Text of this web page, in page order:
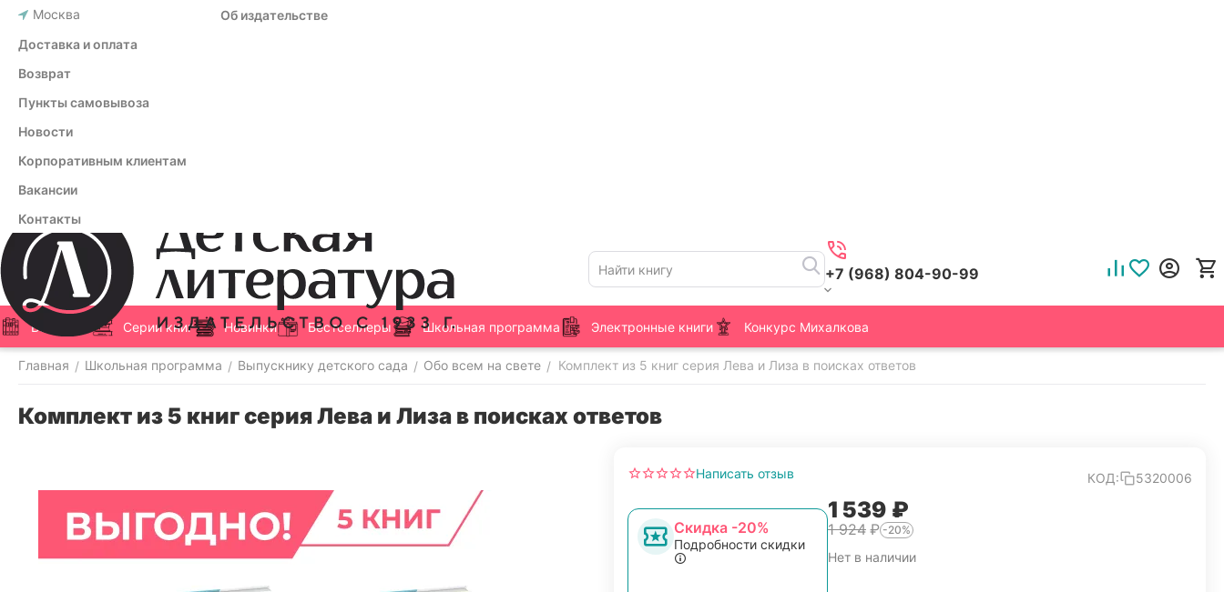
Москва
Об издательстве
Доставка и оплата
Возврат
Пункты самовывоза
Новости
Корпоративным клиентам
Вакансии
Контакты
+7 (968) 804-90-99
Все книги Серии книг Новинки Бестселлеры Школьная программа Электронные книги Конкурс Михалкова
Главная / Школьная программа / Выпускнику детского сада / Обо всем на свете / Комплект из 5 книг серия Лева и Лиза в поисках ответов
Комплект из 5 книг серия Лева и Лиза в поисках ответов
Написать отзыв КОД: 5320006
Скидка -20%
Подробности скидки
1 539 ₽
1 924 ₽ -20%
Нет в наличии